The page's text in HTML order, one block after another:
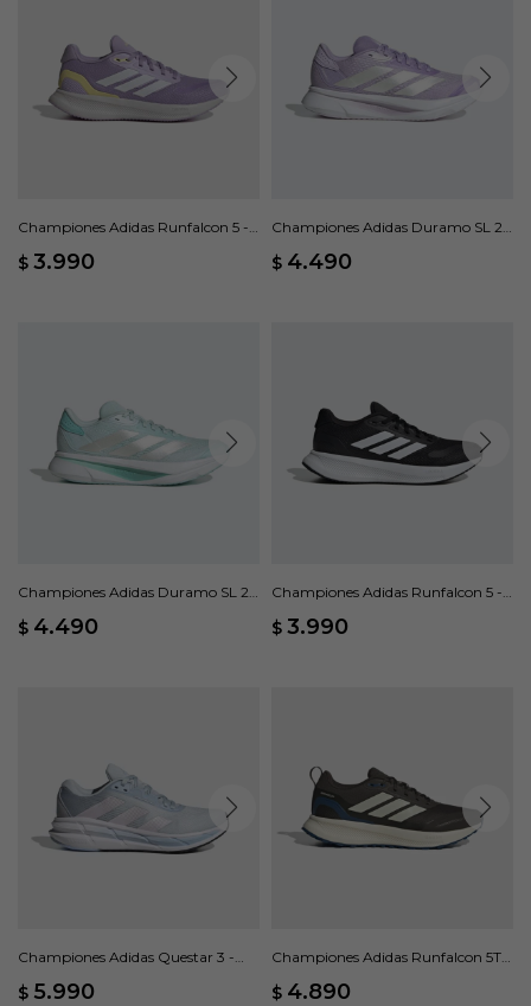
Championes Adidas Runfalcon 5 -
$ 3.990
Championes Adidas Duramo SL 2 -
$ 4.490
Championes Adidas Duramo SL 2 -
$ 4.490
Championes Adidas Runfalcon 5 -
$ 3.990
Championes Adidas Questar 3 -
$ 5.990
Championes Adidas Runfalcon 5TR
$ 4.890